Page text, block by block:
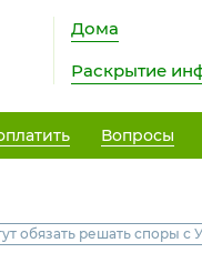
Дома
Раскрытие
Вопросы
обязать решать споры с